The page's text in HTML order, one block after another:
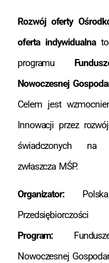
Rozwój oferty
oferta indywidualnato
programu
Nowoczesnej
Celem jest
Innowacji przez
świadczonych na
zwłaszcza MŚP.
Organizator:Polska
Przedsiębiorczości
Program:
Nowoczesnej